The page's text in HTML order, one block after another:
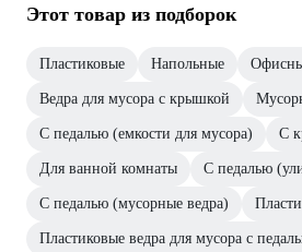
Этот товар из подборок
Пластиковые Напольные
Ведра для мусора с крышкой
С педалью (емкости для мусора) С
Для ванной комнаты С педалью
С педалью (мусорные ведра)
Пластиковые ведра для мусора с